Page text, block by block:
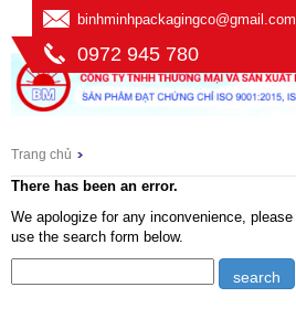
binhminhpackagingco@gmail.com
0972 945 780
Trang chủ
There has been an error.
We apologize for any inconvenience, please
use the search form below.